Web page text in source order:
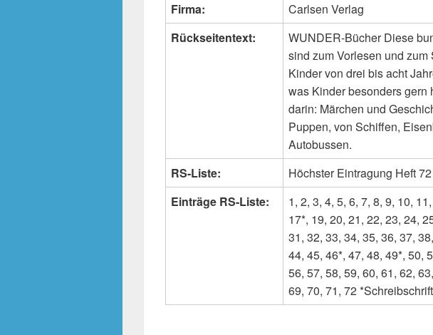
Firma:
Carlsen Verlag
Rückseitentext:
WUNDER-Bücher Diese
sind zum Vorlesen und zum
Kinder von drei bis acht
was Kinder besonders gern
darin: Märchen und
Puppen, von Schiffen,
Autobussen.
RS-Liste:
Höchster Eintragung Heft 72
Einträge RS-Liste:
1, 2, 3, 4, 5, 6, 7, 8, 9, 10,
17*, 19, 20, 21, 22, 23, 24,
31, 32, 33, 34, 35, 36, 37,
44, 45, 46*, 47, 48, 49*, 50,
56, 57, 58, 59, 60, 61, 62,
69, 70, 71, 72 *Schreibschrift